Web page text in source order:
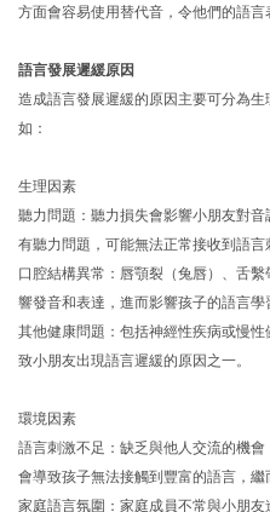
方面會容易使用替代音，令他們的語言
語言發展遲緩原因
造成語言發展遲緩的原因主要可分為
如：
生理因素
聽力問題：聽力損失會影響小朋友對
有聽力問題，可能無法正常接收到語言
口腔結構異常：唇顎裂（兔唇）、舌
響發音和表達，進而影響孩子的語言學
其他健康問題：包括神經性疾病或慢
致小朋友出現語言遲緩的原因之一。
環境因素
語言刺激不足：缺乏與他人交流的機
會導致孩子無法接觸到豐富的語言，繼
家庭語言氛圍：家庭成員不常與小朋